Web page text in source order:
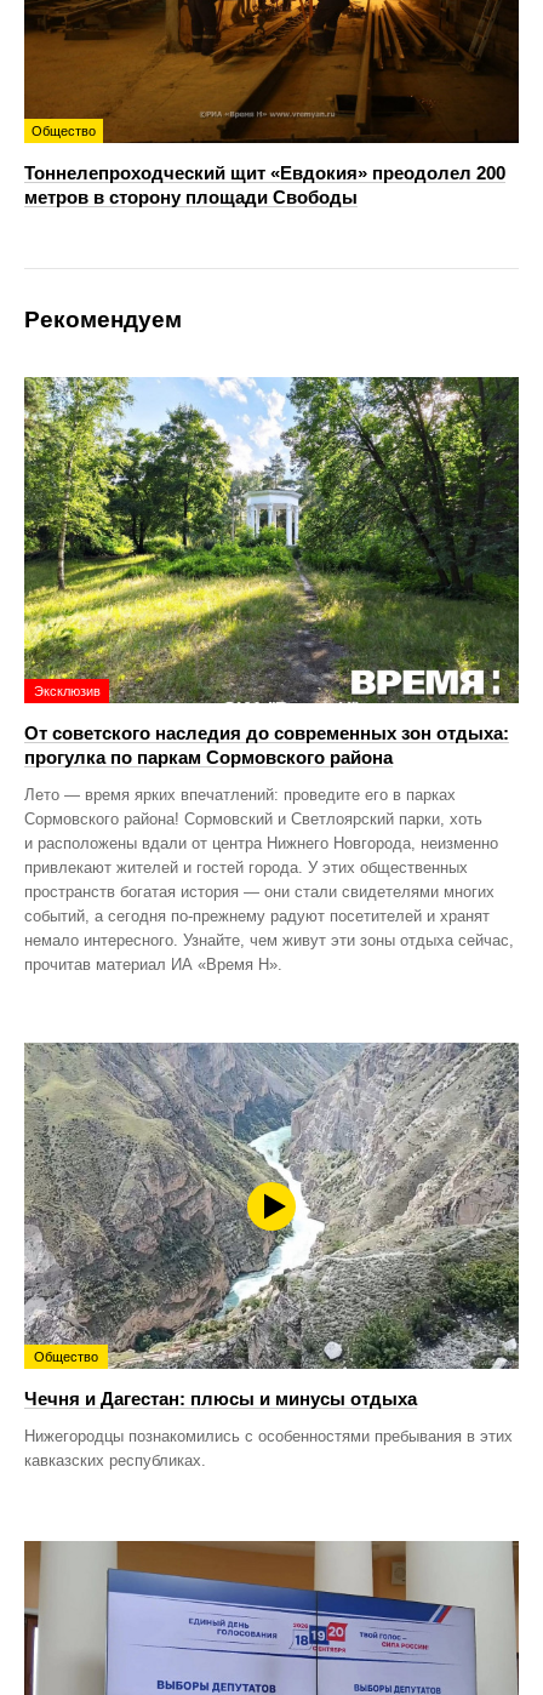
Общество
Тоннелепроходческий щит «Евдокия» преодолел 200
метров в сторону площади Свободы
Рекомендуем
Эксклюзив
От советского наследия до современных зон отдыха:
прогулка по паркам Сормовского района
Лето — время ярких впечатлений: проведите его в парках
Сормовского района! Сормовский и Светлоярский парки, хоть
и расположены вдали от центра Нижнего Новгорода, неизменно
привлекают жителей и гостей города. У этих общественных
пространств богатая история — они стали свидетелями многих
событий, а сегодня по‑прежнему радуют посетителей и хранят
немало интересного. Узнайте, чем живут эти зоны отдыха сейчас,
прочитав материал ИА «Время Н».
Общество
Чечня и Дагестан: плюсы и минусы отдыха
Нижегородцы познакомились с особенностями пребывания в этих
кавказских республиках.